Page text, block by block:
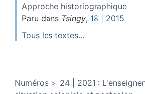
Approche historiographique
Paru dans Tsingy, 18 | 2015
Tous les textes...
Numéros
24 | 2021 :